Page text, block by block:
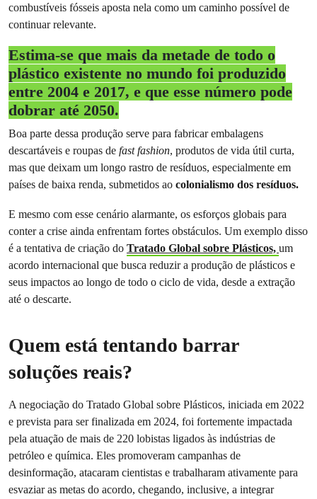
combustíveis fósseis aposta nela como um caminho possível de
continuar relevante.
Estima-se que mais da metade de todo o
plástico existente no mundo foi produzido
entre 2004 e 2017, e que esse número pode
dobrar até 2050.
Boa parte dessa produção serve para fabricar embalagens
descartáveis e roupas de fast fashion, produtos de vida útil curta,
mas que deixam um longo rastro de resíduos, especialmente em
países de baixa renda, submetidos ao colonialismo dos resíduos.
E mesmo com esse cenário alarmante, os esforços globais para
conter a crise ainda enfrentam fortes obstáculos. Um exemplo disso
é a tentativa de criação do Tratado Global sobre Plásticos, um
acordo internacional que busca reduzir a produção de plásticos e
seus impactos ao longo de todo o ciclo de vida, desde a extração
até o descarte.
Quem está tentando barrar
soluções reais?
A negociação do Tratado Global sobre Plásticos, iniciada em 2022
e prevista para ser finalizada em 2024, foi fortemente impactada
pela atuação de mais de 220 lobistas ligados às indústrias de
petróleo e química. Eles promoveram campanhas de
desinformação, atacaram cientistas e trabalharam ativamente para
esvaziar as metas do acordo, chegando, inclusive, a integrar